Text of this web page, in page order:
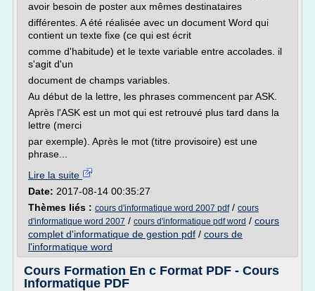
avoir besoin de poster aux mêmes destinataires
différentes. A été réalisée avec un document Word qui
contient un texte fixe (ce qui est écrit
comme d'habitude) et le texte variable entre accolades. il
s'agit d'un
document de champs variables.
Au début de la lettre, les phrases commencent par ASK.
Après l'ASK est un mot qui est retrouvé plus tard dans la
lettre (merci
par exemple). Après le mot (titre provisoire) est une
phrase...
Lire la suite
Date: 2017-08-14 00:35:27
Thèmes liés : cours d'informatique word 2007 pdf/ cours
d'informatique word 2007 / cours d'informatique pdf word / cours
complet d'informatique de gestion pdf / cours de
l'informatique word
Cours Formation En c Format PDF - Cours
Informatique PDF